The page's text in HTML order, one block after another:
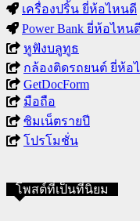
เครื่องปริ้น ยี่ห้อไหนดี
Power Bank ยี่ห้อไหน
หูฟังบลูทูธ
กล้องติดรถยนต์ ยี่ห้อ
GetDocForm
มือถือ
ซิมเน็ตรายปี
โปรโมชั่น
โพสต์ที่เป็นที่นิยม